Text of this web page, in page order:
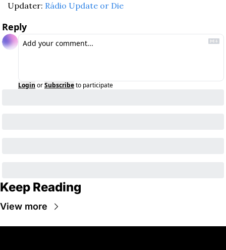
Updater: Rádio Update or Die
Reply
Login orSubscribeto participate
Keep Reading
View more